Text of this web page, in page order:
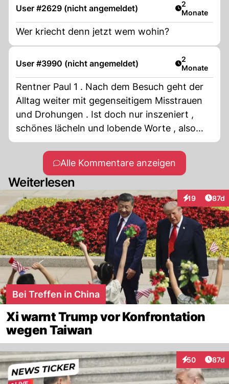
User #2629 (nicht angemeldet) Artikel
2
Monate
Wer kriecht denn jetzt wem wohin?
User #3990 (nicht angemeldet) Artikel
2
Monate
Rentner Paul 1 . Nach dem Besuch geht der
Alltag weiter mit gegenseitigem Misstrauen
und Drohungen . Ist doch nur inszeniert ,
schönes lächeln und lobende Worte , also
Marionetten im Schafspelz !
Alle Kommentare anzeigen
Weiterlesen
19
Interaktionen
87d
Bei Treffen in China
Xi warnt Trump vor Konfrontation
wegen Taiwan
50
Interaktionen
87d